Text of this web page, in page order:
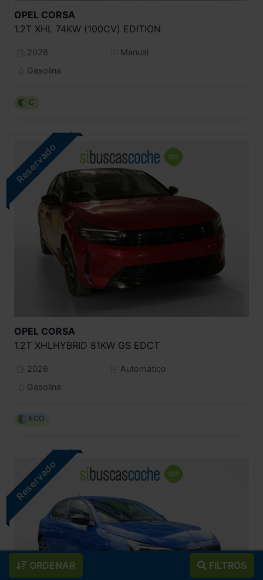
ORDENAR FILTROS
OPEL CORSA
1.2T XHL 74KW (100CV) EDITION
2026
Manual
Gasolina
C
OPEL CORSA
1.2T XHLHYBRID 81KW GS EDCT
2026
Automático
Gasolina
ECO